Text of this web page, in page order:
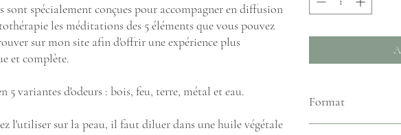
sont spécialement conçues pour accompagner en diffusion
les méditations des 5 éléments que vous pouvez
sur mon site afin d'offrir une expérience plus
et complète.
5 variantes d'odeurs : bois, feu, terre, métal et eau.
l'utiliser sur la peau, il faut diluer dans une huile végétale
Format